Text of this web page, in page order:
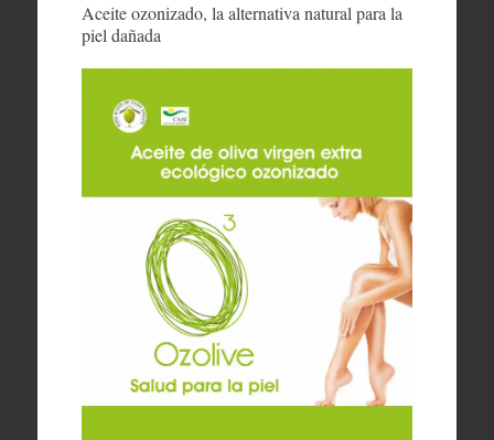
Aceite ozonizado, la alternativa natural para la
piel dañada